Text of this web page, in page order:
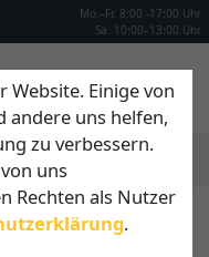
Mo.–Fr. 8:00 -17:00 Uhr
Sa. 10:00–13:00 Uhr
Website. Einige von
andere uns helfen,
zu verbessern.
uns
Rechten als Nutzer
.